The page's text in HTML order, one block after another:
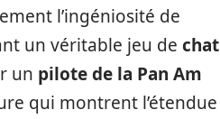
l’ingéniosité de
un véritable jeu de chat
un pilote de la Pan Am
qui montrent l’étendue